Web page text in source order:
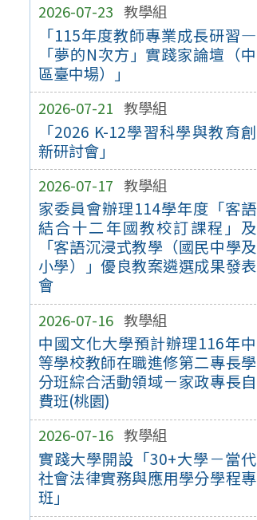
2026-07-23 教學組
「115年度教師專業成長研習—
「夢的N次方」實踐家論壇（中
區臺中場）」
2026-07-21 教學組
「2026 K-12學習科學與教育創
新研討會」
2026-07-17 教學組
家委員會辦理114學年度「客語
結合十二年國教校訂課程」及
「客語沉浸式教學（國民中學及
小學）」優良教案遴選成果發表
會
2026-07-16 教學組
中國文化大學預計辦理116年中
等學校教師在職進修第二專長學
分班綜合活動領域－家政專長自
費班(桃園)
2026-07-16 教學組
實踐大學開設「30+大學－當代
社會法律實務與應用學分學程專
班」